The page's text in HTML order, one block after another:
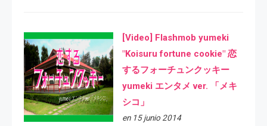
[Video] Flashmob yumeki
"Koisuru fortune cookie" 恋
するフォーチュンクッキー
yumeki エンタメ ver. 「メキ
シコ」
en 15 junio 2014